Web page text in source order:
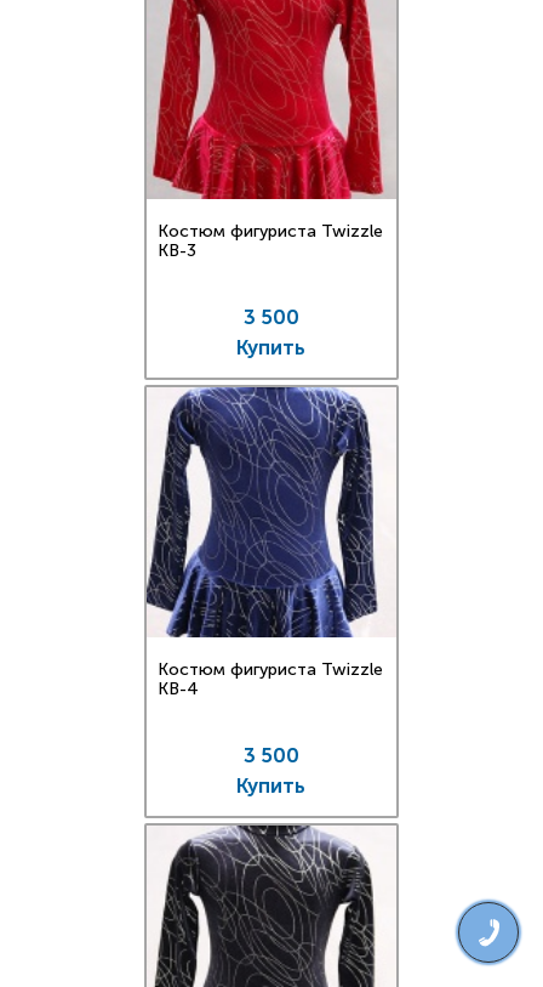
Костюм фигуриста Twizzle
KB-3
3 500
Купить
Костюм фигуриста Twizzle
KB-4
3 500
Купить